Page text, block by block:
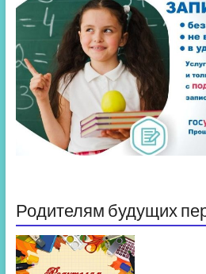
Родителям будущих